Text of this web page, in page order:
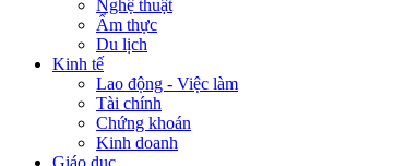
Nghệ thuật
Ẩm thực
Du lịch
Kinh tế
Lao động - Việc làm
Tài chính
Chứng khoán
Kinh doanh
Giáo dục